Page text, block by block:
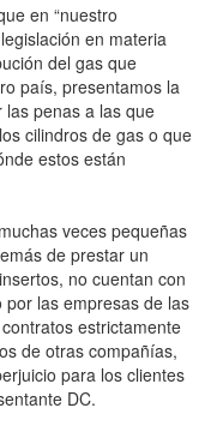
en “nuestro
en materia
del gas que
país, presentamos la
penas a las que
cilindros de gas o que
estos están
veces pequeñas
de prestar un
no cuentan con
las empresas de las
estrictamente
de otras compañías,
para los clientes
DC.